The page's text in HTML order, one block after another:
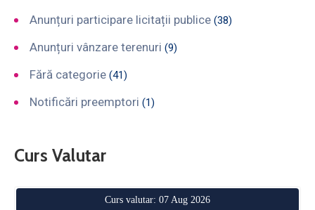
Anunțuri participare licitații publice (38)
Anunțuri vânzare terenuri (9)
Fără categorie (41)
Notificări preemptori (1)
Curs Valutar
Curs valutar: 07 Aug 2026